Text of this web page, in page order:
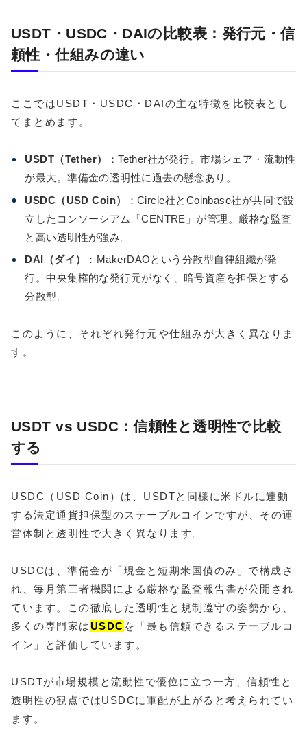
USDT・USDC・DAIの比較表：発行元・信
頼性・仕組みの違い
ここではUSDT・USDC・DAIの主な特徴を比較表とし
てまとめます。
USDT（Tether）
：Tether社が発行。市場シェア・流動性
が最大。準備金の透明性に過去の懸念あり。
USDC（USD Coin）
：Circle社とCoinbase社が共同で設
立したコンソーシアム「CENTRE」が管理。厳格な監査
と高い透明性が強み。
DAI（ダイ）
：MakerDAOという分散型自律組織が発
行。中央集権的な発行元がなく、暗号資産を担保とする
分散型。
このように、それぞれ発行元や仕組みが大きく異なりま
す。
USDT vs USDC：信頼性と透明性で比較
する
USDC（USD Coin）は、USDTと同様に米ドルに連動
する法定通貨担保型のステーブルコインですが、その運
営体制と透明性で大きく異なります。
USDCは、準備金が「現金と短期米国債のみ」で構成さ
れ、毎月第三者機関による厳格な監査報告書が公開され
ています。この徹底した透明性と規制遵守の姿勢から、
多くの専門家はUSDC を「最も信頼できるステーブルコ
イン」と評価しています。
USDTが市場規模と流動性で優位に立つ一方、信頼性と
透明性の観点ではUSDCに軍配が上がると考えられてい
ます。